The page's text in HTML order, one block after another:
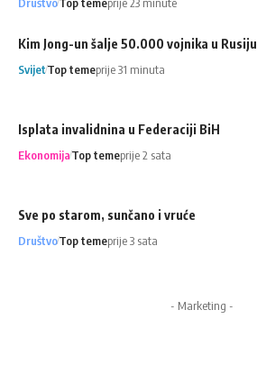
Kim Jong-un šalje 50.000 vojnika u Rusiju
SvijetTop temeprije 31 minuta
Isplata invalidnina u Federaciji BiH
EkonomijaTop temeprije 2 sata
Sve po starom, sunčano i vruće
DruštvoTop temeprije 3 sata
- Marketing -